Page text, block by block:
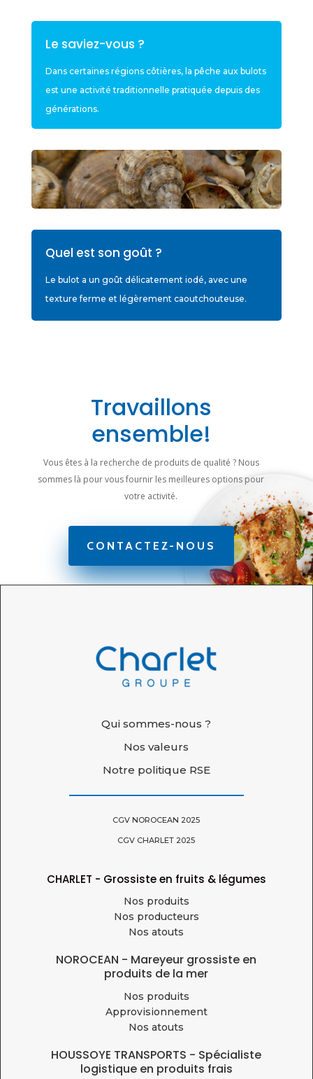
Le saviez-vous ?
Dans certaines régions côtières, la pêche aux bulots
est une activité traditionnelle pratiquée depuis des
générations.
Quel est son goût ?
Le bulot a un goût délicatement iodé, avec une
texture ferme et légèrement caoutchouteuse.
Travaillons
ensemble!
Vous êtes à la recherche de produits de qualité ? Nous
sommes là pour vous fournir les meilleures options pour
votre activité.
CONTACTEZ-NOUS
Qui sommes-nous ?
Nos valeurs
Notre politique RSE
CGV NOROCEAN 2025
CGV CHARLET 2025
CHARLET - Grossiste en fruits & légumes
Nos produits
Nos producteurs
Nos atouts
NOROCEAN - Mareyeur grossiste en
produits de la mer
Nos produits
Approvisionnement
Nos atouts
HOUSSOYE TRANSPORTS - Spécialiste
logistique en produits frais